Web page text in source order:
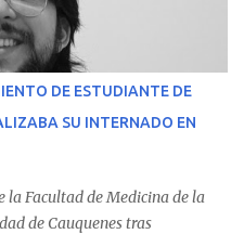
DE ESTUDIANTE DE
SU INTERNADO EN
la Facultad de Medicina de la
de Cauquenes tras